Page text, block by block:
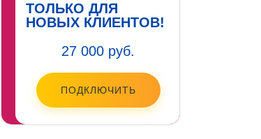
ТОЛЬКО ДЛЯ
НОВЫХ КЛИЕНТОВ!
27 000 руб.
ПОДКЛЮЧИТЬ